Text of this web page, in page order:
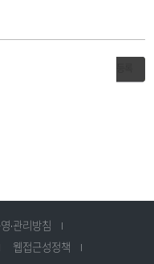
·관리방침
웹접근성정책